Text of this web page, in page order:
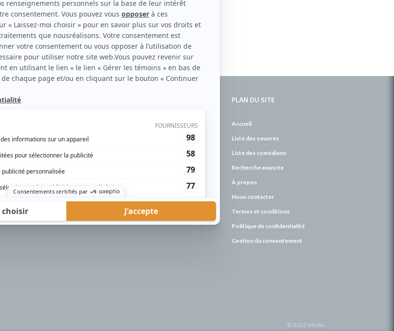
son petit écran. Celui qu’on surnomme parfois «l’encyclopédie de
la télé québécoise. On peut l’entendre régulièrement
PLAN DU SITE
Accueil
Liste des oeuvres
Liste des comédiens
Recherche avancée
À propos
Nous contacter
Termes et conditions
Politique de confidentialité
Gestion du consentement
© BIZZ Média